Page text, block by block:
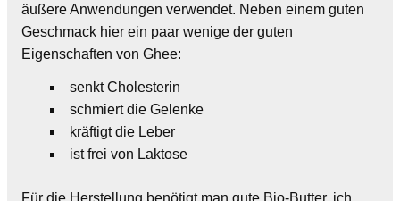
äußere Anwendungen verwendet. Neben einem guten
Geschmack hier ein paar wenige der guten
Eigenschaften von Ghee:
senkt Cholesterin
schmiert die Gelenke
kräftigt die Leber
ist frei von Laktose
Für die Herstellung benötigt man gute Bio-Butter, ich